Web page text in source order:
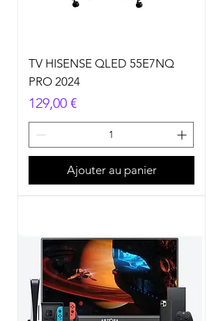
TV HISENSE QLED 55E7NQ
PRO 2024
Prix
129,00 €
Ajouter au panier